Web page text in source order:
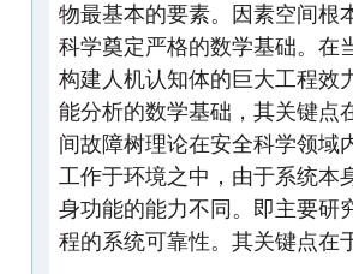
物最基本的要素。因素空间根
科学奠定严格的数学基础。在
构建人机认知体的巨大工程效
能分析的数学基础，其关键点
间故障树理论在安全科学领域
工作于环境之中，由于系统本
身功能的能力不同。即主要研
程的系统可靠性。其关键点在